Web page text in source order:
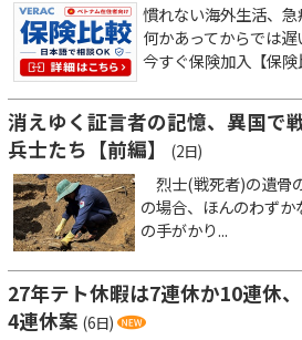
慣れない海外生活、
何かあってからでは遅
今すぐ保険加入【保険
消えゆく証言者の記憶、異国で
兵士たち【前編】
(2日)
烈士(戦死者)の遺骨
の場合、ほんのわず
の手がかり...
27年テト休暇は7連休か10連休
4連休案 (6日)